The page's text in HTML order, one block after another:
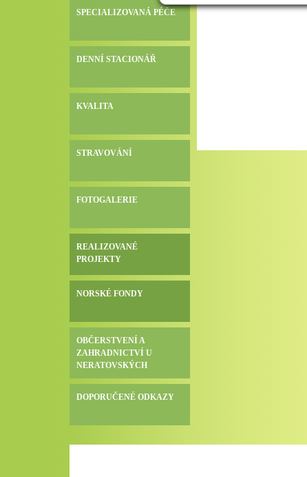
SPECIALIZOVANÁ PÉČE
DENNÍ STACIONÁŘ
KVALITA
STRAVOVÁNÍ
FOTOGALERIE
REALIZOVANÉ
PROJEKTY
NORSKÉ FONDY
OBČERSTVENÍ A
ZAHRADNICTVÍ U
NERATOVSKÝCH
DOPORUČENÉ ODKAZY